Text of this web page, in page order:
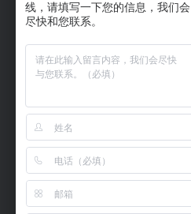
关于我们
线，请填写一下您的信息，我们会
尽快和您联系。